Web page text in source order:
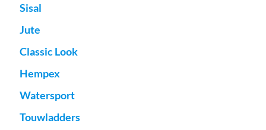
Sisal
Jute
Classic Look
Hempex
Watersport
Touwladders